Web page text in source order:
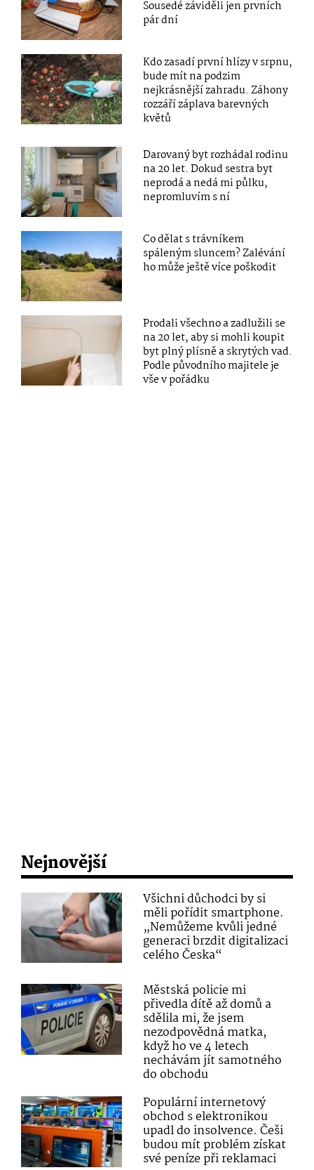
Sousedé záviděli jen prvních
pár dní
Kdo zasadí první hlízy v srpnu,
bude mít na podzim
nejkrásnější zahradu. Záhony
rozzáří záplava barevných
květů
Darovaný byt rozhádal rodinu
na 20 let. Dokud sestra byt
neprodá a nedá mi půlku,
nepromluvím s ní
Co dělat s trávníkem
spáleným sluncem? Zalévání
ho může ještě více poškodit
Prodali všechno a zadlužili se
na 20 let, aby si mohli koupit
byt plný plísně a skrytých vad.
Podle původního majitele je
vše v pořádku
Nejnovější
Všichni důchodci by si
měli pořídit smartphone.
„Nemůžeme kvůli jedné
generaci brzdit digitalizaci
celého Česka“
Městská policie mi
přivedla dítě až domů a
sdělila mi, že jsem
nezodpovědná matka,
když ho ve 4 letech
nechávám jít samotného
do obchodu
Populární internetový
obchod s elektronikou
upadl do insolvence. Češi
budou mít problém získat
své peníze při reklamaci